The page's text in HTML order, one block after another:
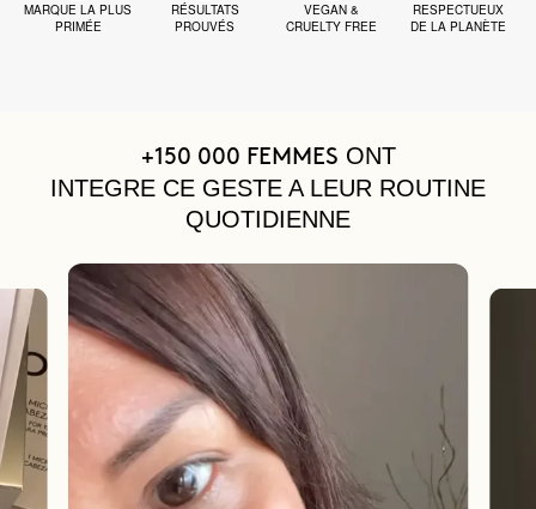
MARQUE LA PLUS
PRIMÉE
RÉSULTATS
PROUVÉS
VEGAN &
CRUELTY FREE
RESPECTUEUX
DE LA PLANÈTE
+150 000 FEMMES ONT
INTEGRE CE GESTE A LEUR ROUTINE
QUOTIDIENNE